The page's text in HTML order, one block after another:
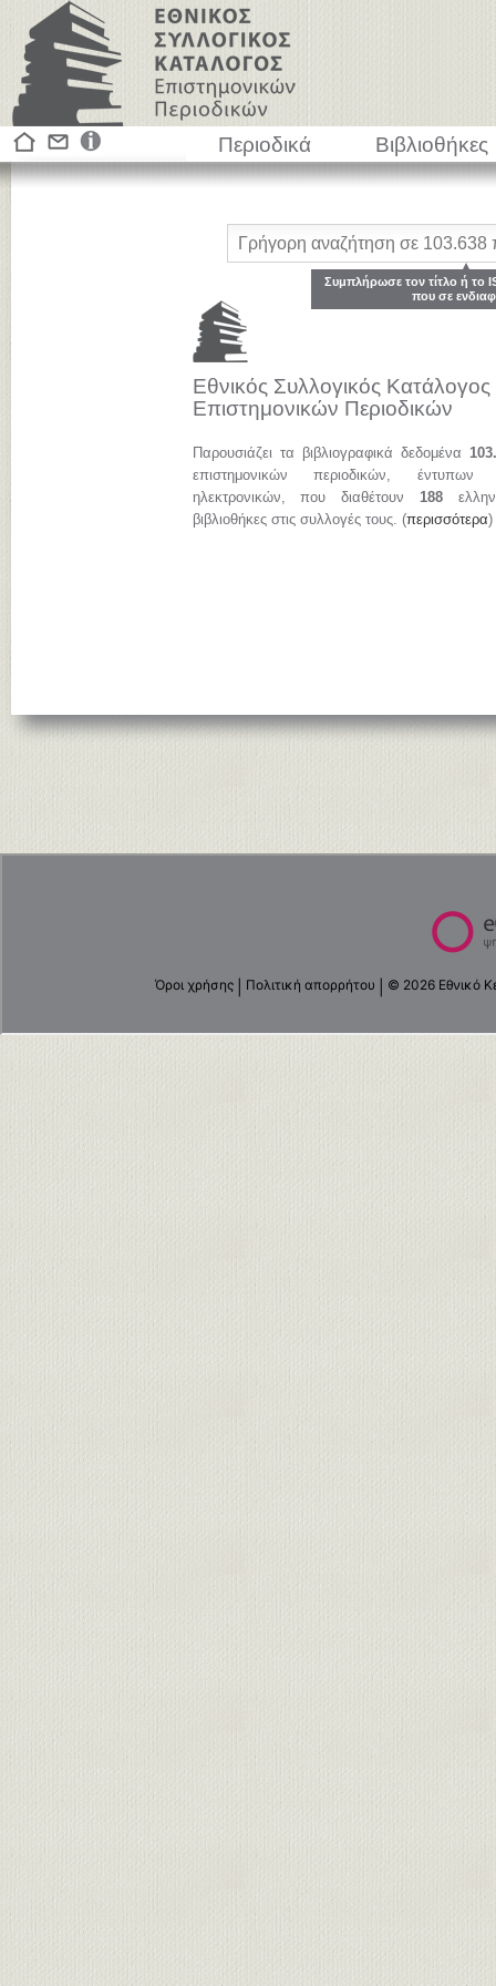
Περιοδικά Βιβλιοθήκες
Εθνικός Συλλογικός Κατάλογος
Επιστημονικών Περιοδικών
Παρουσιάζει τα βιβλιογραφικά δεδομένα
επιστημονικών περιοδικών, έντυπων
ηλεκτρονικών, που διαθέτουν 188
βιβλιοθήκες στις συλλογές τους. (περισσότερα)
Συμπλήρωσε τον τίτλο ή το
που σε